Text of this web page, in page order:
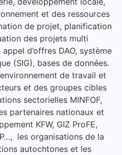
et des ressources
de projet, planification
des projets multi
d’offres DAO, système
(SIG), bases de données.
de travail et
et des groupes cibles
sectorielles MINFOF,
partenaires nationaux et
KFW, GIZ ProFE,
les organisations de la
autochtones et les